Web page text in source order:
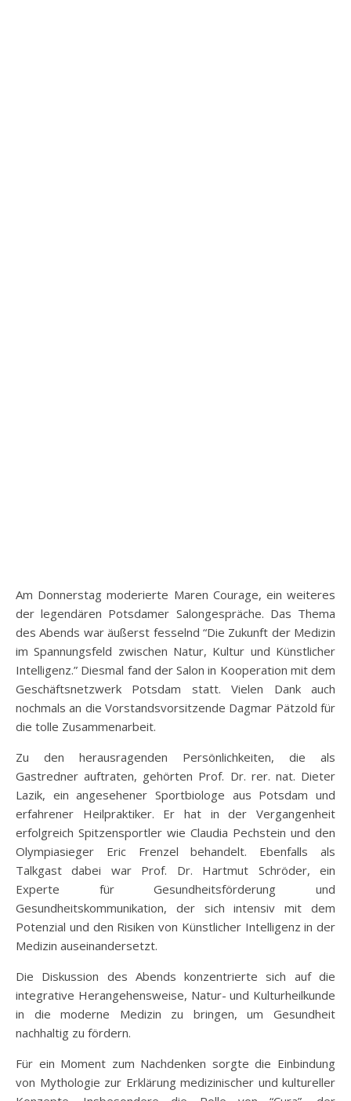
Am Donnerstag moderierte Maren Courage, ein weiteres
der legendären Potsdamer Salongespräche. Das Thema
des Abends war äußerst fesselnd “Die Zukunft der Medizin
im Spannungsfeld zwischen Natur, Kultur und Künstlicher
Intelligenz.” Diesmal fand der Salon in Kooperation mit dem
Geschäftsnetzwerk Potsdam statt. Vielen Dank auch
nochmals an die Vorstandsvorsitzende Dagmar Pätzold für
die tolle Zusammenarbeit.
Zu den herausragenden Persönlichkeiten, die als
Gastredner auftraten, gehörten Prof. Dr. rer. nat. Dieter
Lazik, ein angesehener Sportbiologe aus Potsdam und
erfahrener Heilpraktiker. Er hat in der Vergangenheit
erfolgreich Spitzensportler wie Claudia Pechstein und den
Olympiasieger Eric Frenzel behandelt. Ebenfalls als
Talkgast dabei war Prof. Dr. Hartmut Schröder, ein
Experte für Gesundheitsförderung und
Gesundheitskommunikation, der sich intensiv mit dem
Potenzial und den Risiken von Künstlicher Intelligenz in der
Medizin auseinandersetzt.
Die Diskussion des Abends konzentrierte sich auf die
integrative Herangehensweise, Natur- und Kulturheilkunde
in die moderne Medizin zu bringen, um Gesundheit
nachhaltig zu fördern.
Für ein Moment zum Nachdenken sorgte die Einbindung
von Mythologie zur Erklärung medizinischer und kultureller